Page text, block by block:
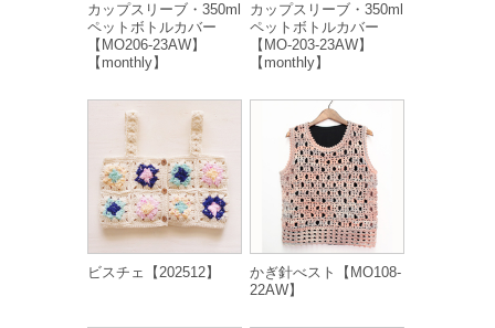
カップスリーブ・350ml
ペットボトルカバー
【MO206-23AW】
【monthly】
カップスリーブ・350ml
ペットボトルカバー
【MO-203-23AW】
【monthly】
ビスチェ【202512】
かぎ針べスト【MO108-
22AW】